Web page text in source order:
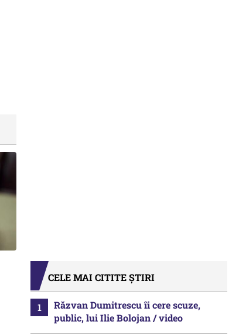
CELE MAI CITITE ȘTIRI
Răzvan Dumitrescu îi cere scuze,
public, lui Ilie Bolojan / video